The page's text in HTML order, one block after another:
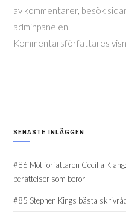
av kommentarer, besök
adminpanelen.
Kommentarsförfattares
SENASTE INLÄGGEN
#86 Möt författaren Cecilia
berättelser som berör
#85 Stephen Kings bästa